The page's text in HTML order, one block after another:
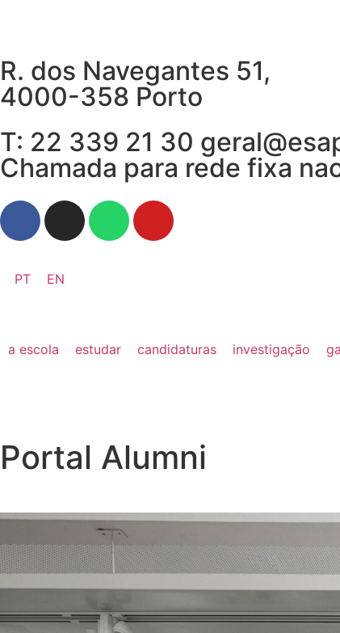
R. dos Navegantes 51,
4000-358 Porto
T: 22 339 21 30
Chamada para rede fixa
PT EN
a escola estudar candidaturas investigação
Portal Alumni